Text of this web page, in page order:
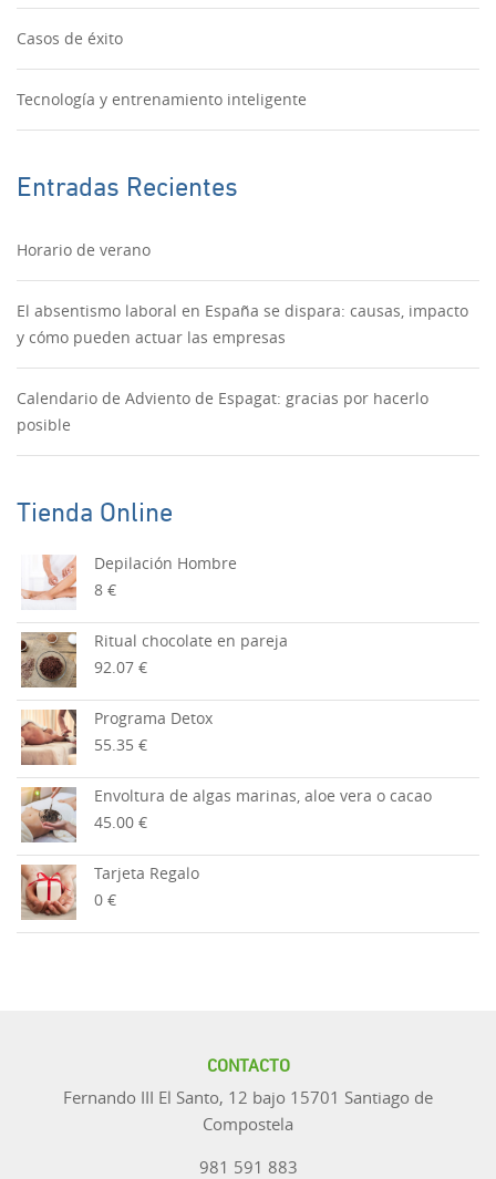
Casos de éxito
Tecnología y entrenamiento inteligente
Entradas Recientes
Horario de verano
El absentismo laboral en España se dispara: causas, impacto
y cómo pueden actuar las empresas
Calendario de Adviento de Espagat: gracias por hacerlo
posible
Tienda Online
Depilación Hombre
8 €
Ritual chocolate en pareja
92.07 €
Programa Detox
55.35 €
Envoltura de algas marinas, aloe vera o cacao
45.00 €
Tarjeta Regalo
0 €
CONTACTO
Fernando III El Santo, 12 bajo 15701 Santiago de
Compostela
981 591 883